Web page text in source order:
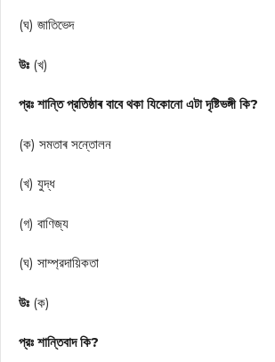
(ঘ) জাতিভেদ
উঃ (খ)
প্রঃ শান্তি প্রতিষ্ঠাৰ বাবে থকা যিকোনো এটা দৃষ্টিভঙ্গী কি?
(ক) সমতাৰ সন্তোলন
(খ) যুদ্ধ
(গ) বাণিজ্য
(ঘ) সাম্প্রদায়িকতা
উঃ (ক)
প্রঃ শান্তিবাদ কি?